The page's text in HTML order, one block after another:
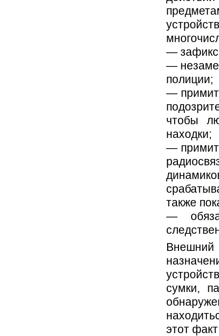
—
—
полиции;
—
чтобы
находки;
—
также
—
Внешний
сумки,
этот